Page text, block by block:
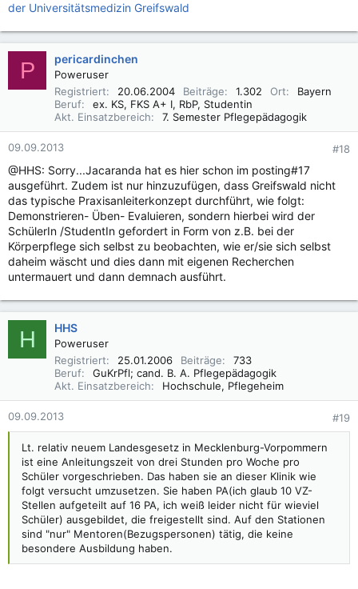
der Universitätsmedizin Greifswald
P pericardinchen
Poweruser
Registriert
20.06.2004 Beiträge 1.302 Ort
Bayern
Beruf
ex. KS, FKS A+ I, RbP, Studentin
Akt. Einsatzbereich
7. Semester Pflegepädagogik
09.09.2013 #18
@HHS: Sorry...Jacaranda hat es hier schon im posting#17
ausgeführt. Zudem ist nur hinzuzufügen, dass Greifswald nicht
das typische Praxisanleiterkonzept durchführt, wie folgt:
Demonstrieren- Üben- Evaluieren, sondern hierbei wird der
SchülerIn /StudentIn gefordert in Form von z.B. bei der
Körperpflege sich selbst zu beobachten, wie er/sie sich selbst
daheim wäscht und dies dann mit eigenen Recherchen
untermauert und dann demnach ausführt.
H HHS
Poweruser
Registriert
25.01.2006 Beiträge
733
Beruf
GuKrPfl; cand. B. A. Pflegepädagogik
Akt. Einsatzbereich
Hochschule, Pflegeheim
09.09.2013 #19
Lt. relativ neuem Landesgesetz in Mecklenburg-Vorpommern
ist eine Anleitungszeit von drei Stunden pro Woche pro
Schüler vorgeschrieben. Das haben sie an dieser Klinik wie
folgt versucht umzusetzen. Sie haben PA(ich glaub 10 VZ-
Stellen aufgeteilt auf 16 PA, ich weiß leider nicht für wieviel
Schüler) ausgebildet, die freigestellt sind. Auf den Stationen
sind "nur" Mentoren(Bezugspersonen) tätig, die keine
besondere Ausbildung haben.